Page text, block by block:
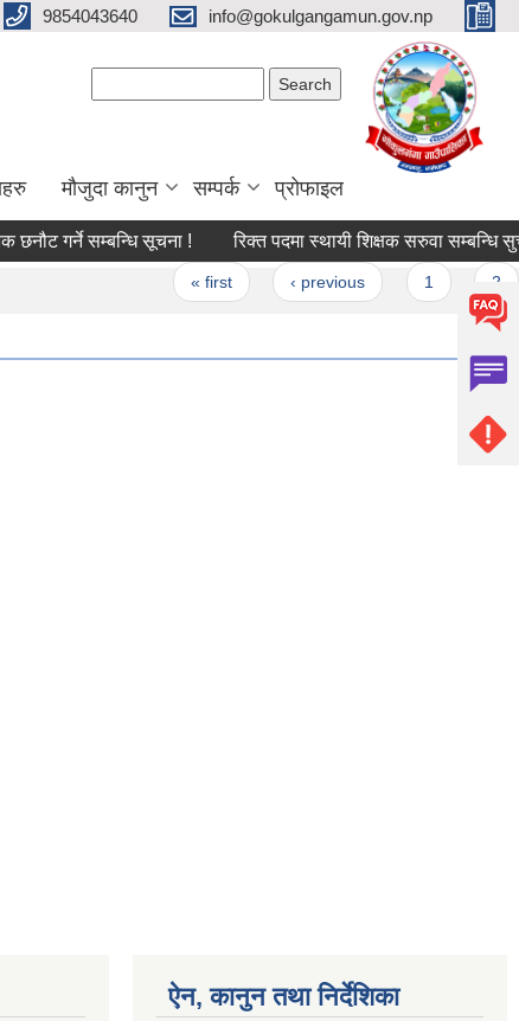
9854043640 info@gokulgangamun.gov.np
मौजुदा कानुन सम्पर्क प्रोफाइल
गर्ने सम्बन्धि सूचना ! रिक्त पदमा स्थायी शिक्षक सरुवा सम्बन्धि
« first ‹ previous
ऐन, कानुन तथा निर्देशिका